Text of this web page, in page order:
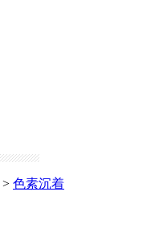
> 色素沉着